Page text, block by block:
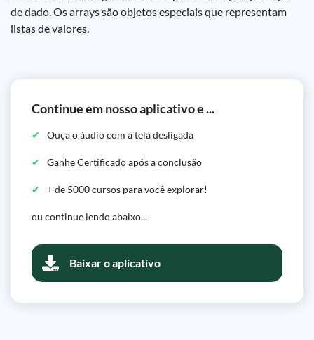
de dado. Os arrays são objetos especiais que representam
listas de valores.
Continue em nosso aplicativo e ...
Ouça o áudio com a tela desligada
Ganhe Certificado após a conclusão
+ de 5000 cursos para você explorar!
ou continue lendo abaixo...
Baixar o aplicativo